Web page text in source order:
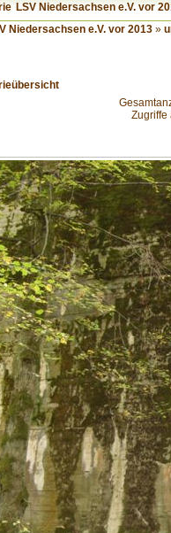
LSV Niedersachsen e.V. vor
Niedersachsen e.V. vor 2013 »
Zugriffe